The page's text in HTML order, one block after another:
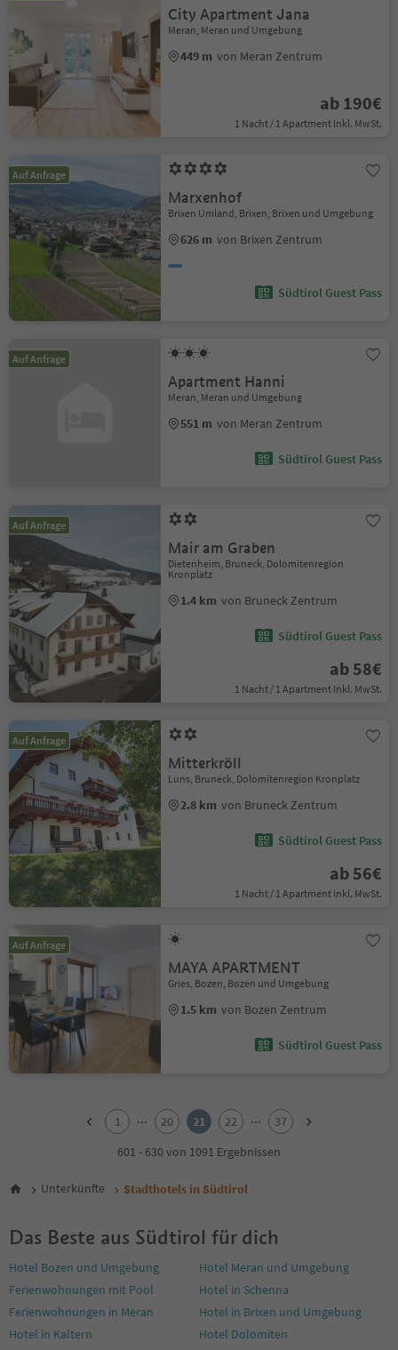
City Apartment Jana
Meran, Meran und Umgebung
449 m von Meran Zentrum
ab 190€
1 Nacht / 1 Apartment Inkl. MwSt.
Auf Anfrage
Marxenhof
Brixen Umland, Brixen, Brixen und Umgebung
626 m von Brixen Zentrum
Südtirol Guest Pass
Auf Anfrage
Apartment Hanni
Meran, Meran und Umgebung
551 m von Meran Zentrum
Südtirol Guest Pass
Auf Anfrage
Mair am Graben
Dietenheim, Bruneck, Dolomitenregion
Kronplatz
1.4 km von Bruneck Zentrum
Südtirol Guest Pass
ab 58€
1 Nacht / 1 Apartment Inkl. MwSt.
Auf Anfrage
Mitterkröll
Luns, Bruneck, Dolomitenregion Kronplatz
2.8 km von Bruneck Zentrum
Südtirol Guest Pass
ab 56€
1 Nacht / 1 Apartment Inkl. MwSt.
Auf Anfrage
MAYA APARTMENT
Gries, Bozen, Bozen und Umgebung
1.5 km von Bozen Zentrum
Südtirol Guest Pass
6
9
11
12
13
14
1 ... 20 21 22 ...
37
601 - 630 von 1091 Ergebnissen
Unterkünfte Stadthotels in Südtirol
Das Beste aus Südtirol für dich
Hotel Bozen und Umgebung
Hotel Meran und Umgebung
Ferienwohnungen mit Pool
Hotel in Schenna
Ferienwohnungen in Meran
Hotel in Brixen und Umgebung
Hotel in Kaltern
Hotel Dolomiten